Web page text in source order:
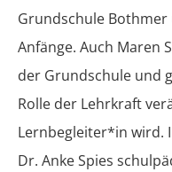
Grundschule
Anfänge. Auch Maren
der Grundschule und
Rolle der Lehrkraft
Lernbegleiter*in wird.
Dr. Anke Spies